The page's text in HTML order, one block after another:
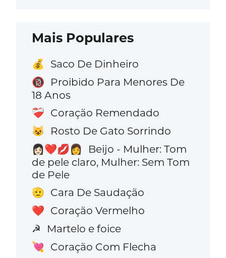
Mais Populares
💰 Saco De Dinheiro
🔞
Proibido Para Menores De
18 Anos
❤️‍🩹 Coração Remendado
😺 Rosto De Gato Sorrindo
👩🏻‍❤️‍💋‍👩
Beijo - Mulher: Tom
de pele claro, Mulher: Sem Tom
de Pele
🫡 Cara De Saudação
❤️ Coração Vermelho
☭ Martelo e foice
💘 Coração Com Flecha